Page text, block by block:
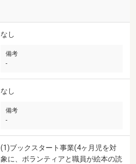
なし
備考
-
なし
備考
-
(1)ブックスタート事業(4ヶ月児を対
象に、ボランティアと職員が絵本の読